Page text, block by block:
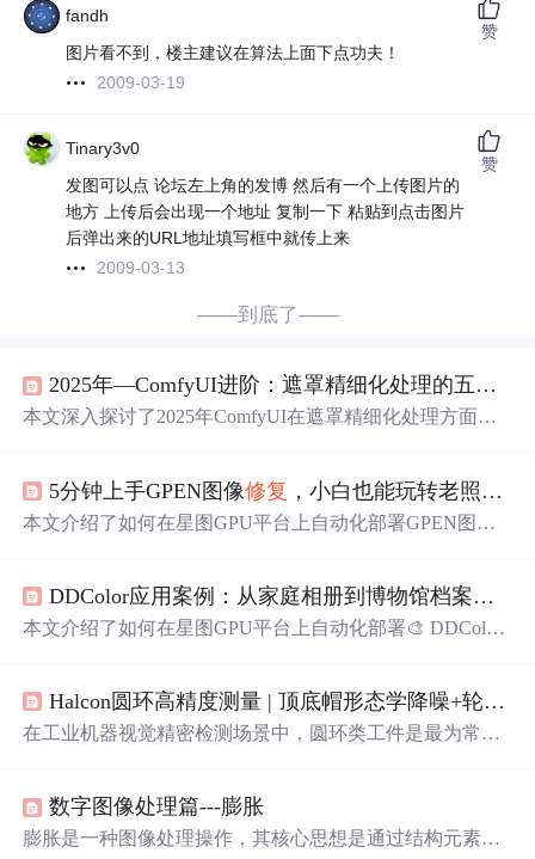
fandh
图片看不到，楼主建议在算法上面下点功夫！
2009-03-19
赞
Tinary3v0
发图可以点 论坛左上角的发博 然后有一个上传图片的
地方 上传后会出现一个地址 复制一下 粘贴到点击图片
后弹出来的URL地址填写框中就传上来
2009-03-13
赞
——到底了——
2025年—ComfyUI进阶：遮罩精细化处理的五大核心技巧
本文深入探讨了2025年ComfyUI在遮罩精细化处理方面的
义分割进行初步遮罩生成与问题诊断，并详细阐述了遮罩
细化V2、遮罩边缘收缩、遮罩高斯模糊以及遮罩模糊与膨
续AI绘画与合成效果。
5分钟上手GPEN图像修复 ，小白也能玩转老照片增强
本文介绍了如何在星图GPU平台上自动化部署GPEN图像
部署并修复泛黄、模糊、划痕的老照片，典型应用于家庭
影像数字化与怀旧照片焕新。
DDColor应用案例：从家庭相册到博物馆档案的色彩
本文介绍了如何在星图GPU平台上自动化部署🎨 DDColor
的真实色彩，广泛应用于影像
修复、文博数字化与历史教
育等场景，兼顾高保真度与时代语义准确性。
Halcon圆环高精度测量 | 顶底帽形态学降噪+轮廓平滑修正，助力工件圆环尺寸稳准测量、解决毛刺缝隙超差问题
在工业机器视觉精密检测场景中，圆环类工件是最为常见
尺寸、圆度、同心度是判定工件合格与否的核心指标。在
实际量产检测过程中，工件冲压毛刺、表面粉尘反光、压
数字图像处理篇---膨胀
膨胀是一种图像处理操作，其核心思想是通过结构元素扫